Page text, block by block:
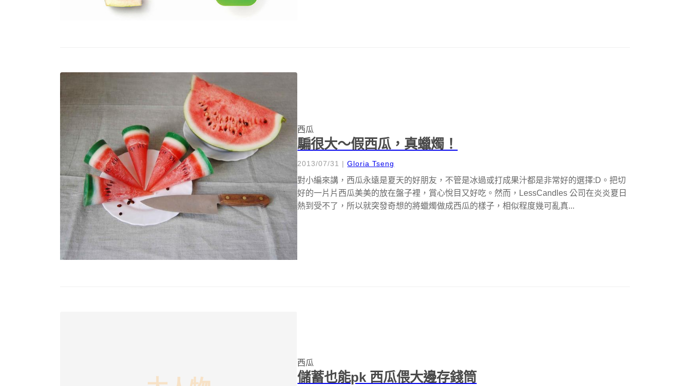
西瓜
騙很大～假西瓜，真蠟燭！
2013/07/31 |Gloria Tseng
對小編來講，西瓜永遠是夏天的好朋友，不管是冰過或打成果汁都是非常好的選擇:D。把切
好的一片片西瓜美美的放在盤子裡，賞心悅目又好吃。然而，LessCandles 公司在炎炎夏日
熱到受不了，所以就突發奇想的將蠟燭做成西瓜的樣子，相似程度幾可亂真...
西瓜
儲蓄也能pk 西瓜偎大邊存錢筒